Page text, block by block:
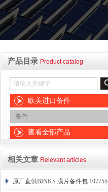
产品目录 Product catalog
欧美进口备件
备件
查看全部产品
相关文章 Relevant articles
原厂直供BINKS 膜片备件包 107755